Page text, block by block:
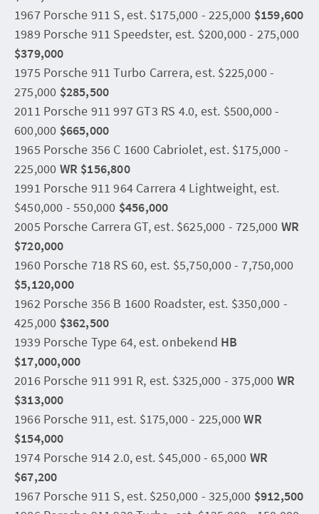
1967 Porsche 911 S, est. $175,000 - 225,000 $159,600
1989 Porsche 911 Speedster, est. $200,000 - 275,000
$379,000
1975 Porsche 911 Turbo Carrera, est. $225,000 -
275,000 $285,500
2011 Porsche 911 997 GT3 RS 4.0, est. $500,000 -
600,000 $665,000
1965 Porsche 356 C 1600 Cabriolet, est. $175,000 -
225,000 WR $156,800
1991 Porsche 911 964 Carrera 4 Lightweight, est.
$450,000 - 550,000 $456,000
2005 Porsche Carrera GT, est. $625,000 - 725,000 WR
$720,000
1960 Porsche 718 RS 60, est. $5,750,000 - 7,750,000
$5,120,000
1962 Porsche 356 B 1600 Roadster, est. $350,000 -
425,000 $362,500
1939 Porsche Type 64, est. onbekend HB
$17,000,000
2016 Porsche 911 991 R, est. $325,000 - 375,000 WR
$313,000
1966 Porsche 911, est. $175,000 - 225,000WR
$154,000
1974 Porsche 914 2.0, est. $45,000 - 65,000 WR
$67,200
1967 Porsche 911 S, est. $250,000 - 325,000 $912,500